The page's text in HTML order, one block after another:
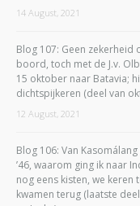
14 August, 2021
Blog 107: Geen
boord, toch met de J.v.
15 oktober naar Batavia;
dichtspijkeren (deel van
12 August, 2021
Blog 106: Van
’46, waarom ging ik naar
nog eens kisten, we
kwamen terug (laatste